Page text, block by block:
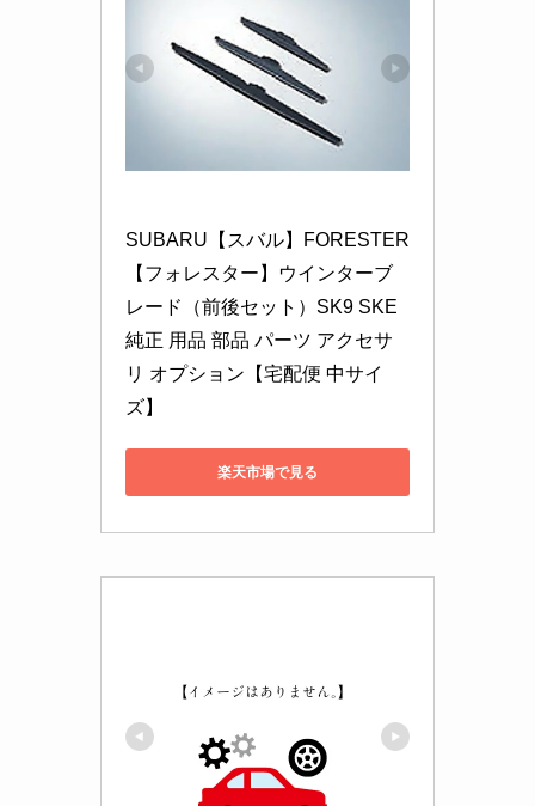
SUBARU【スバル】FORESTER
【フォレスター】ウインターブ
レード（前後セット）SK9 SKE
純正 用品 部品 パーツ アクセサ
リ オプション【宅配便 中サイ
ズ】
楽天市場で見る